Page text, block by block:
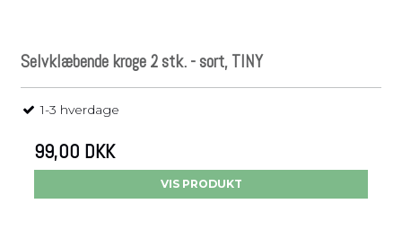
Selvklæbende kroge 2 stk. - sort, TINY
1-3 hverdage
99,00 DKK
VIS PRODUKT